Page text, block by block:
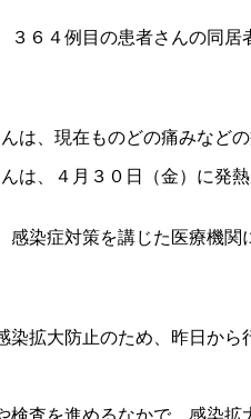
３６４例目の患者さんの同
は、現在ものどの痛みなど
は、４月３０日（金）に発
染症対策を講じた医療機関
染拡大防止のため、昨日か
検査を進めるなかで、感染